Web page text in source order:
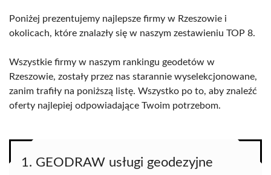
Poniżej prezentujemy najlepsze firmy w Rzeszowie i
okolicach, które znalazły się w naszym zestawieniu TOP 8.
Wszystkie firmy w naszym rankingu geodetów w
Rzeszowie, zostały przez nas starannie wyselekcjonowane,
zanim trafiły na poniższą listę. Wszystko po to, aby znaleźć
oferty najlepiej odpowiadające Twoim potrzebom.
1. GEODRAW usługi geodezyjne